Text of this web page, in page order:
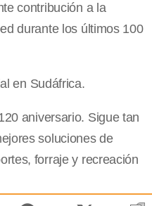
contribución a la
durante los últimos 100
en Sudáfrica.
aniversario. Sigue tan
soluciones de
forraje y recreación